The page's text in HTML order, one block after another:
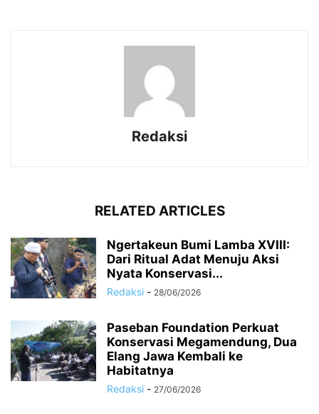
Redaksi
RELATED ARTICLES
Ngertakeun Bumi Lamba XVIII:
Dari Ritual Adat Menuju Aksi
Nyata Konservasi...
Redaksi - 28/06/2026
Paseban Foundation Perkuat
Konservasi Megamendung, Dua
Elang Jawa Kembali ke
Habitatnya
Redaksi - 27/06/2026